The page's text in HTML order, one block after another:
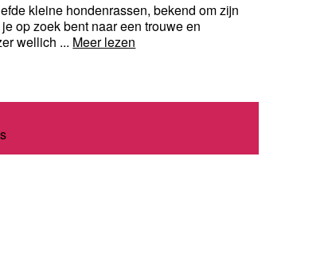
kleine hondenrassen, bekend om zijn
op zoek bent naar een trouwe en
wellich ... Meer lezen